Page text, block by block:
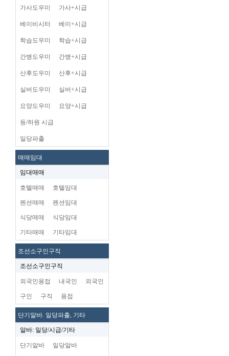
가사도우미 가사+시급
베이비시터 베이+시급
학습도우미 학습+시급
간병도우미 간병+시급
산후도우미 산후+시급
실버도우미 실버+시급
요양도우미 요양+시급
등/하원 시급
일당파출
매매임대
임대매매
호텔매매 호텔임대
펜션매매 펜션임대
식당매매 식당임대
기타매매 기타임대
조선소구인구직
조선소구인구직
외국인용접 내국인 외국인
구인 구직 용접
단기알바. 일당파출, 기타
알바: 일당/시급/기타
단기알바 일당알바